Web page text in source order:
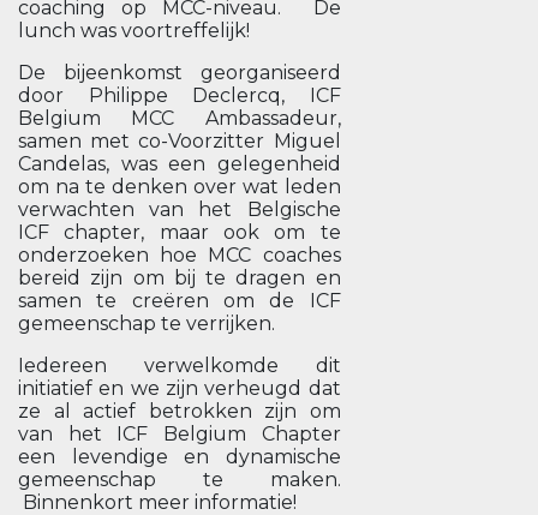
coaching op MCC-niveau. De
lunch was voortreffelijk!
De bijeenkomst georganiseerd
door Philippe Declercq, ICF
Belgium MCC Ambassadeur,
samen met co-Voorzitter Miguel
Candelas, was een gelegenheid
om na te denken over wat leden
verwachten van het Belgische
ICF chapter, maar ook om te
onderzoeken hoe MCC coaches
bereid zijn om bij te dragen en
samen te creëren om de ICF
gemeenschap te verrijken.
Iedereen verwelkomde dit
initiatief en we zijn verheugd dat
ze al actief betrokken zijn om
van het ICF Belgium Chapter
een levendige en dynamische
gemeenschap te maken.
Binnenkort meer informatie!